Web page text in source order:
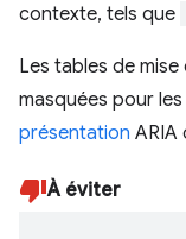
contexte, tels que
Les tables de
masquées pour
présentation ARIA
À éviter